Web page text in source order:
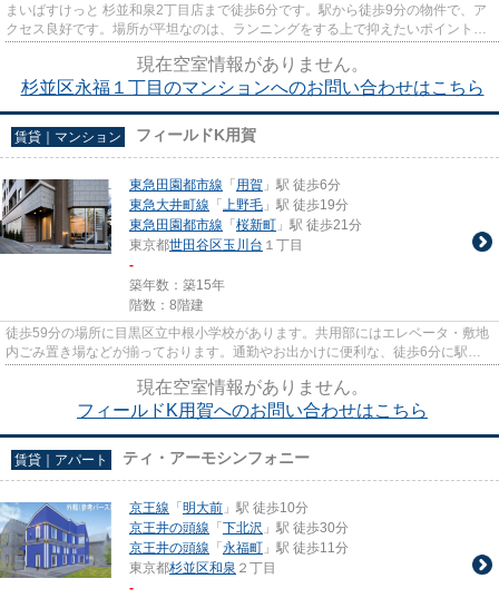
まいばすけっと 杉並和泉2丁目店まで徒歩6分です。駅から徒歩9分の物件で、ア
クセス良好です。場所が平坦なのは、ランニングをする上で抑えたいポイントで
現在空室情報がありません。
杉並区永福１丁目のマンションへのお問い合わせはこちら
賃貸｜マンション フィールドK用賀
東急田園都市線 「 用賀 」駅 徒歩6分
東急大井町線 「 上野毛 」駅 徒歩19分
東急田園都市線 「 桜新町 」駅 徒歩21分
東京都世田谷区玉川台 １丁目
-
築年数：築15年
階数：8階建
徒歩59分の場所に目黒区立中根小学校があります。共用部にはエレベータ・敷地
内ごみ置き場などが揃っております。通勤やお出かけに便利な、徒歩6分に駅の
現在空室情報がありません。
フィールドK用賀へのお問い合わせはこちら
賃貸｜アパート ティ・アーモシンフォニー
京王線 「 明大前 」駅 徒歩10分
京王井の頭線 「 下北沢 」駅 徒歩30分
京王井の頭線 「 永福町 」駅 徒歩11分
東京都杉並区和泉 ２丁目
-